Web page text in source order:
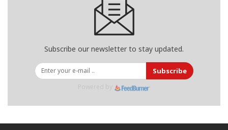
Subscribe our newsletter to stay updated.
Subscribe